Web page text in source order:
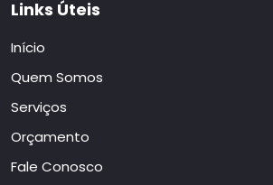
Links Úteis
Início
Quem Somos
Serviços
Orçamento
Fale Conosco